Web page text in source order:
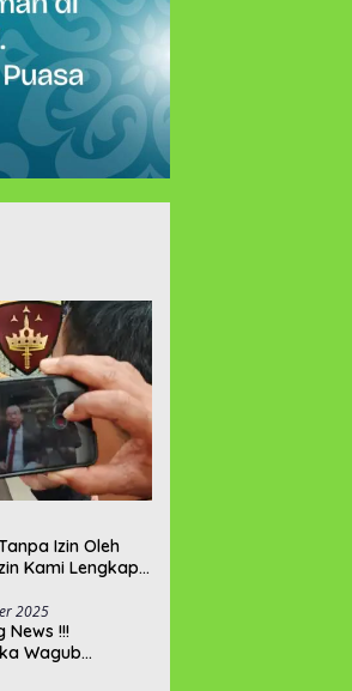
Izin Oleh
Kami Lengkap
2025
News !!!
Wagub